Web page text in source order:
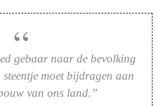
steentje moet bijdragen aan
van ons land.”